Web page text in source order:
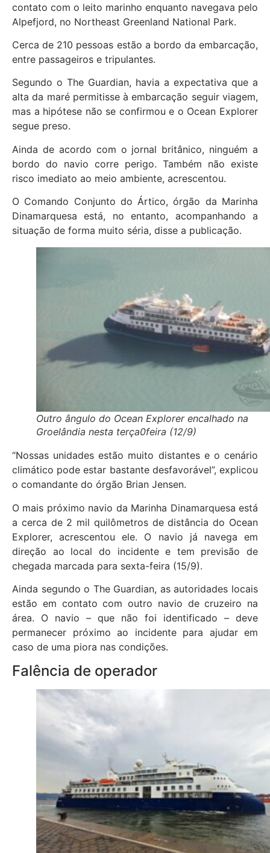
contato com o leito marinho enquanto navegava pelo
Alpefjord, no Northeast Greenland National Park.
Cerca de 210 pessoas estão a bordo da embarcação,
entre passageiros e tripulantes.
Segundo o The Guardian, havia a expectativa que a
alta da maré permitisse à embarcação seguir viagem,
mas a hipótese não se confirmou e o Ocean Explorer
segue preso.
Ainda de acordo com o jornal britânico, ninguém a
bordo do navio corre perigo. Também não existe
risco imediato ao meio ambiente, acrescentou.
O Comando Conjunto do Ártico, órgão da Marinha
Dinamarquesa está, no entanto, acompanhando a
situação de forma muito séria, disse a publicação.
Outro ângulo do Ocean Explorer encalhado na
Groelândia nesta terça0feira (12/9)
“Nossas unidades estão muito distantes e o cenário
climático pode estar bastante desfavorável”, explicou
o comandante do órgão Brian Jensen.
O mais próximo navio da Marinha Dinamarquesa está
a cerca de 2 mil quilômetros de distância do Ocean
Explorer, acrescentou ele. O navio já navega em
direção ao local do incidente e tem previsão de
chegada marcada para sexta-feira (15/9).
Ainda segundo o The Guardian, as autoridades locais
estão em contato com outro navio de cruzeiro na
área. O navio – que não foi identificado – deve
permanecer próximo ao incidente para ajudar em
caso de uma piora nas condições.
Falência de operador